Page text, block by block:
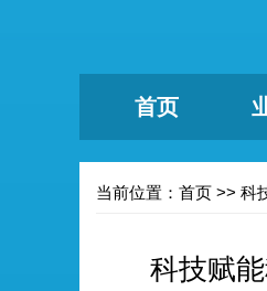
首页
当前位置： 首页 >> 科
科技赋